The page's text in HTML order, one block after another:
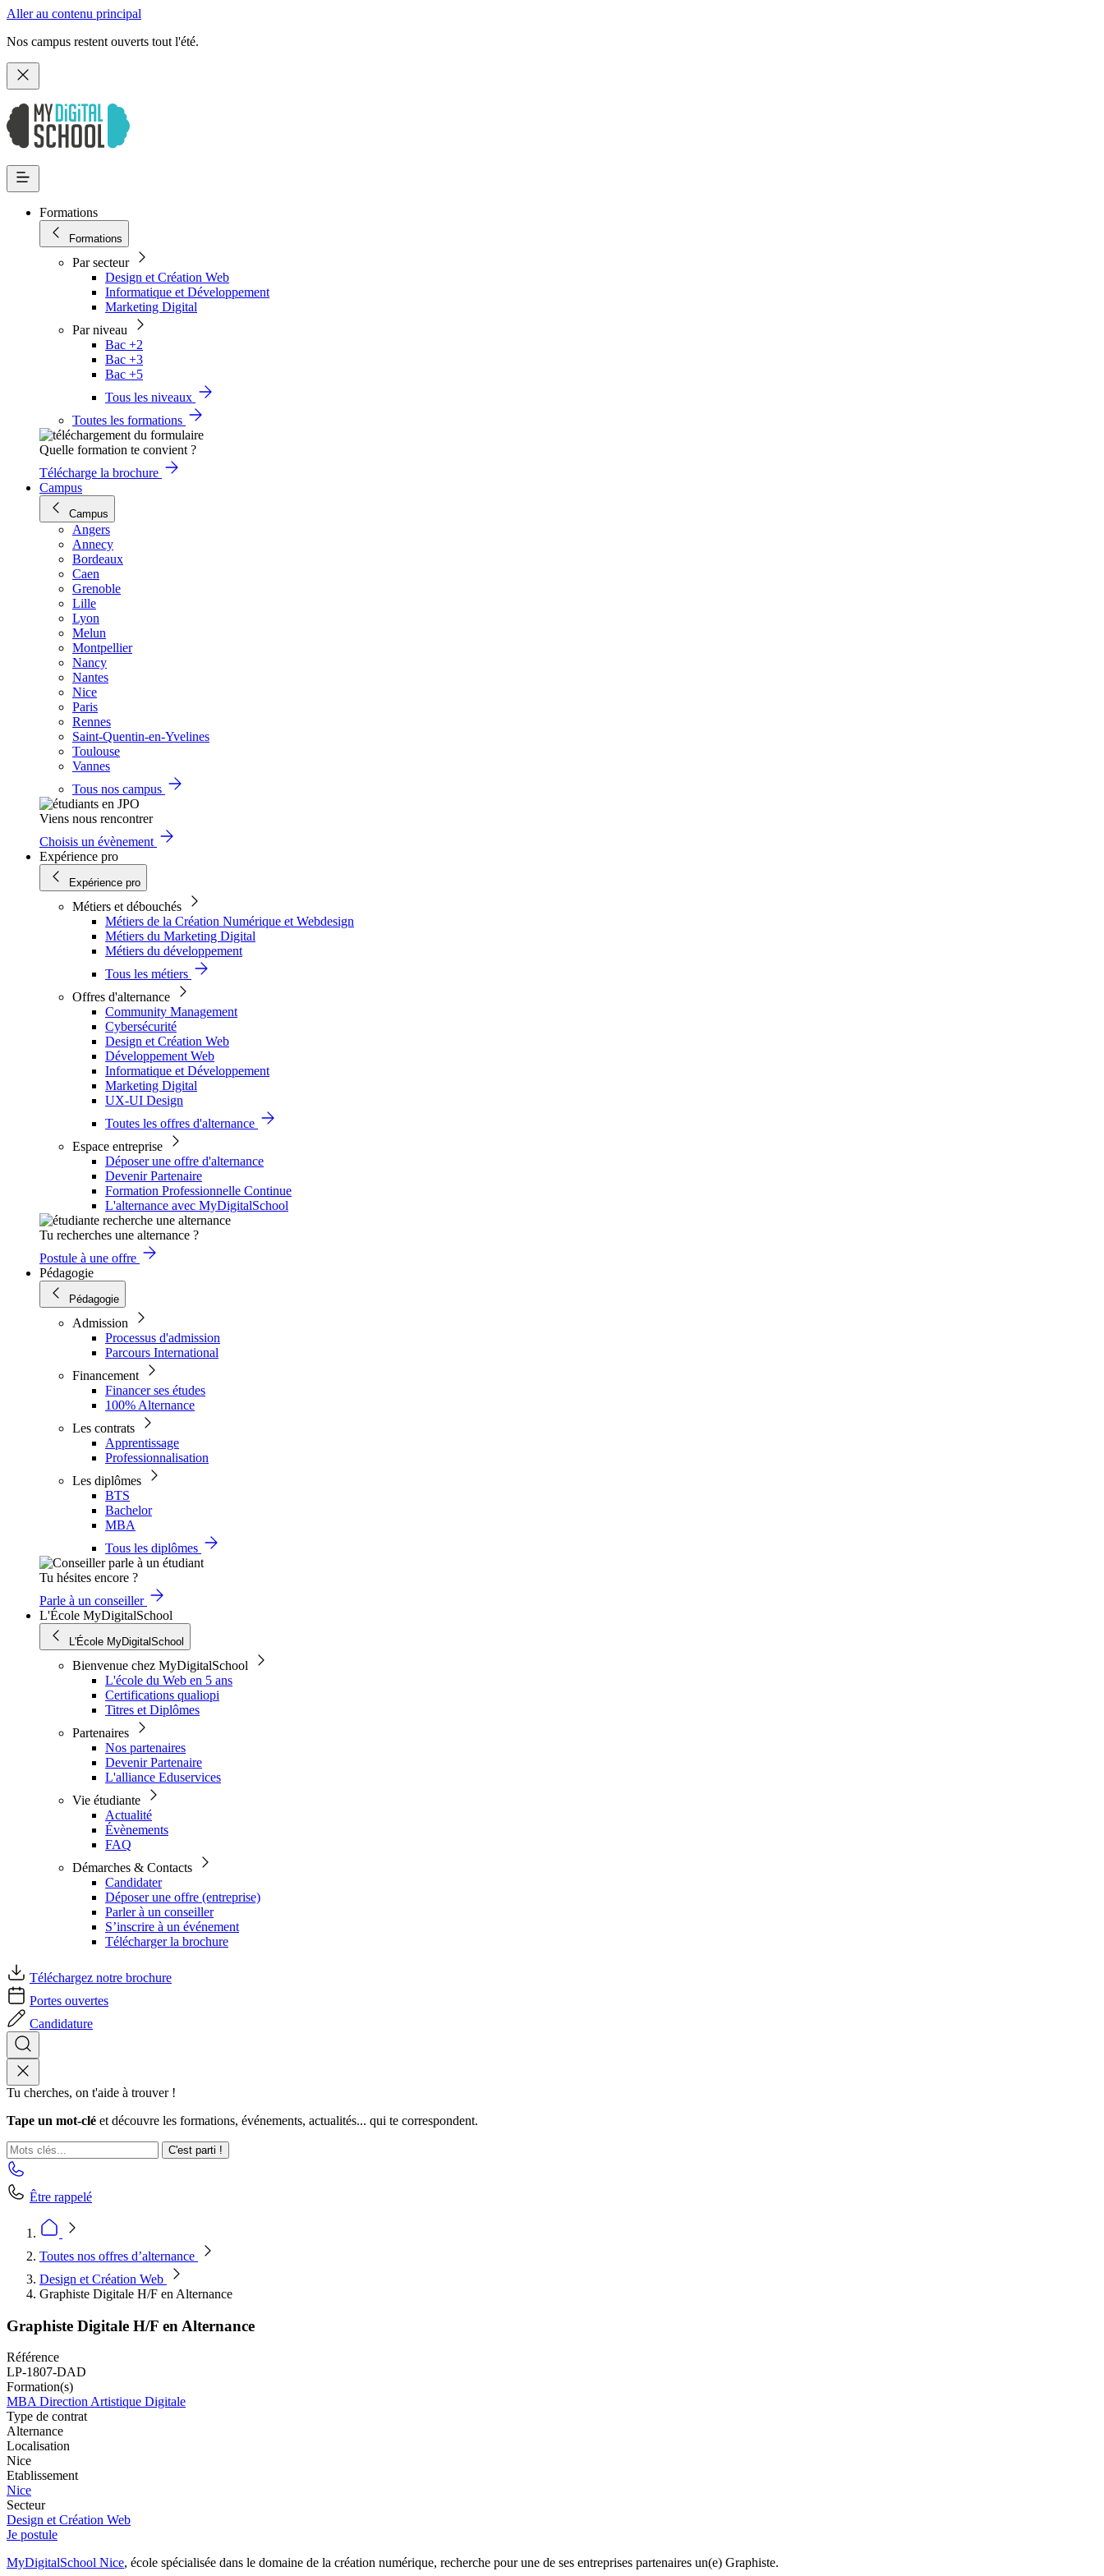
Aller au contenu principal
Nos campus restent ouverts tout l'été.
Formations
Formations
Par secteur
Design et Création Web
Informatique et Développement
Marketing Digital
Par niveau
Bac +2
Bac +3
Bac +5
Tous les niveaux
Toutes les formations
Quelle formation te convient ?
Télécharge la brochure
Campus
Campus
Angers
Annecy
Bordeaux
Caen
Grenoble
Lille
Lyon
Melun
Montpellier
Nancy
Nantes
Nice
Paris
Rennes
Saint-Quentin-en-Yvelines
Toulouse
Vannes
Tous nos campus
Viens nous rencontrer
Choisis un évènement
Expérience pro
Expérience pro
Métiers et débouchés
Métiers de la Création Numérique et Webdesign
Métiers du Marketing Digital
Métiers du développement
Tous les métiers
Offres d'alternance
Community Management
Cybersécurité
Design et Création Web
Développement Web
Informatique et Développement
Marketing Digital
UX-UI Design
Toutes les offres d'alternance
Espace entreprise
Déposer une offre d'alternance
Devenir Partenaire
Formation Professionnelle Continue
L'alternance avec MyDigitalSchool
Tu recherches une alternance ?
Postule à une offre
Pédagogie
Pédagogie
Admission
Processus d'admission
Parcours International
Financement
Financer ses études
100% Alternance
Les contrats
Apprentissage
Professionnalisation
Les diplômes
BTS
Bachelor
MBA
Tous les diplômes
Tu hésites encore ?
Parle à un conseiller
L'École MyDigitalSchool
L'École MyDigitalSchool
Bienvenue chez MyDigitalSchool
L'école du Web en 5 ans
Certifications qualiopi
Titres et Diplômes
Partenaires
Nos partenaires
Devenir Partenaire
L'alliance Eduservices
Vie étudiante
Actualité
Évènements
FAQ
Démarches & Contacts
Candidater
Déposer une offre (entreprise)
Parler à un conseiller
S’inscrire à un événement
Télécharger la brochure
Téléchargez notre brochure
Portes ouvertes
Candidature
Tu cherches, on t'aide à trouver !
Tape un mot-clé et découvre les formations, événements, actualités... qui te correspondent.
C'est parti !
Être rappelé
Toutes nos offres d’alternance
Design et Création Web
Graphiste Digitale H/F en Alternance
Graphiste Digitale H/F en Alternance
Référence
LP-1807-DAD
Formation(s)
MBA Direction Artistique Digitale
Type de contrat
Alternance
Localisation
Nice
Etablissement
Nice
Secteur
Design et Création Web
Je postule
MyDigitalSchool Nice, école spécialisée dans le domaine de la création numérique, recherche pour une de ses entreprises partenaires un(e) Graphiste.